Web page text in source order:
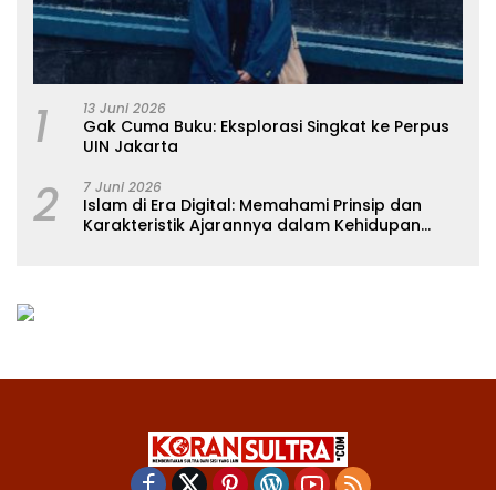
1 13 Juni 2026
Gak Cuma Buku: Eksplorasi Singkat ke Perpus
UIN Jakarta
2 7 Juni 2026
Islam di Era Digital: Memahami Prinsip dan
Karakteristik Ajarannya dalam Kehidupan